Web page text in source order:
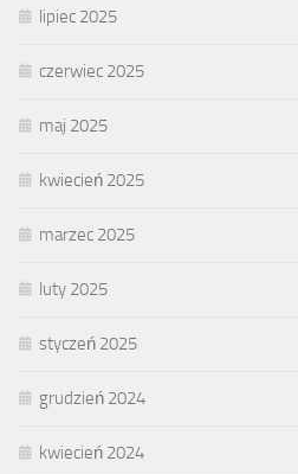
lipiec 2025
czerwiec 2025
maj 2025
kwiecień 2025
marzec 2025
luty 2025
styczeń 2025
grudzień 2024
kwiecień 2024